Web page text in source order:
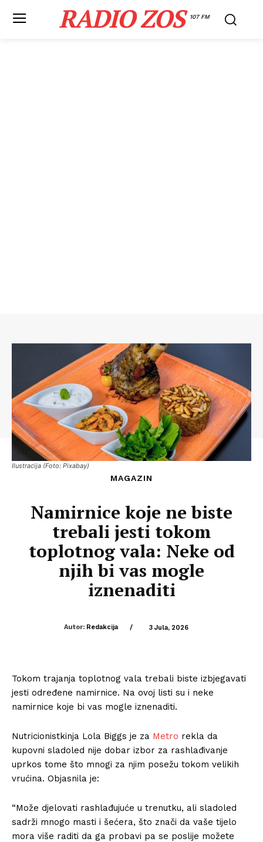
RADIO ZOS 107 FM
Ilustracija (Foto: Pixabay)
MAGAZIN
Namirnice koje ne biste
trebali jesti tokom
toplotnog vala: Neke od
njih bi vas mogle
iznenaditi
Autor: Redakcija / 3 Jula, 2026
Tokom trajanja toplotnog vala trebali biste izbjegavati
jesti određene namirnice. Na ovoj listi su i neke
namirnice koje bi vas mogle iznenaditi.
Nutricionistkinja Lola Biggs je za Metro rekla da
kupovni sladoled nije dobar izbor za rashlađivanje
uprkos tome što mnogi za njim posežu tokom velikih
vrućina. Objasnila je:
“Može djelovati rashlađujuće u trenutku, ali sladoled
sadrži mnogo masti i šećera, što znači da vaše tijelo
mora više raditi da ga probavi pa se poslije možete